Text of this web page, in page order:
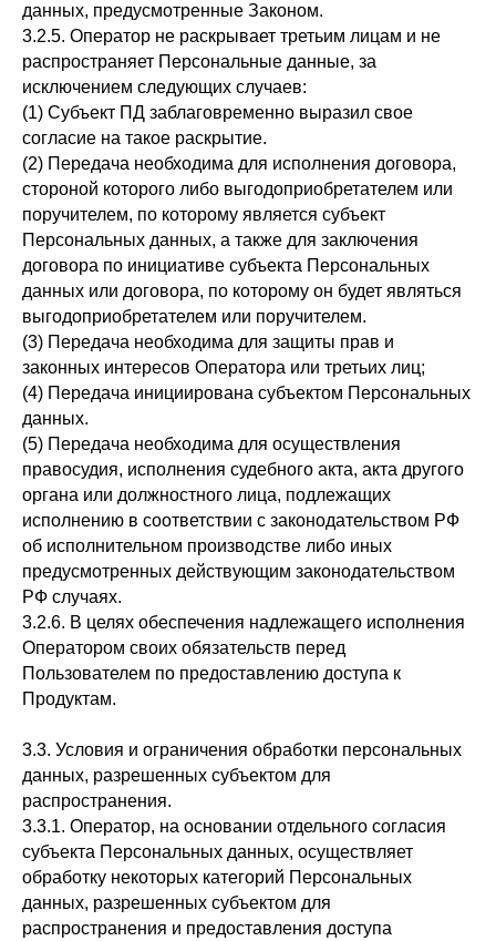
данных, предусмотренные Законом.
3.2.5. Оператор не раскрывает третьим лицам и не
распространяет Персональные данные, за
исключением следующих случаев:
(1) Субъект ПД заблаговременно выразил свое
согласие на такое раскрытие.
(2) Передача необходима для исполнения договора,
стороной которого либо выгодоприобретателем или
поручителем, по которому является субъект
Персональных данных, а также для заключения
договора по инициативе субъекта Персональных
данных или договора, по которому он будет являться
выгодоприобретателем или поручителем.
(3) Передача необходима для защиты прав и
законных интересов Оператора или третьих лиц;
(4) Передача инициирована субъектом Персональных
данных.
(5) Передача необходима для осуществления
правосудия, исполнения судебного акта, акта другого
органа или должностного лица, подлежащих
исполнению в соответствии с законодательством РФ
об исполнительном производстве либо иных
предусмотренных действующим законодательством
РФ случаях.
3.2.6. В целях обеспечения надлежащего исполнения
Оператором своих обязательств перед
Пользователем по предоставлению доступа к
Продуктам.
3.3. Условия и ограничения обработки персональных
данных, разрешенных субъектом для
распространения.
3.3.1. Оператор, на основании отдельного согласия
субъекта Персональных данных, осуществляет
обработку некоторых категорий Персональных
данных, разрешенных субъектом для
распространения и предоставления доступа